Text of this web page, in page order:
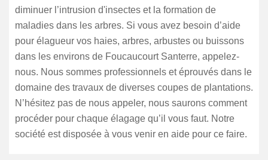
diminuer l’intrusion d'insectes et la formation de
maladies dans les arbres. Si vous avez besoin d’aide
pour élagueur vos haies, arbres, arbustes ou buissons
dans les environs de Foucaucourt Santerre, appelez-
nous. Nous sommes professionnels et éprouvés dans le
domaine des travaux de diverses coupes de plantations.
N’hésitez pas de nous appeler, nous saurons comment
procéder pour chaque élagage qu’il vous faut. Notre
société est disposée à vous venir en aide pour ce faire.